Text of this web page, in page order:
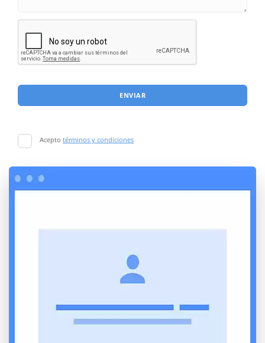
ENVIAR
Acepto términos y condiciones